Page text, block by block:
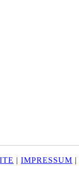
| IMPRESSUM |